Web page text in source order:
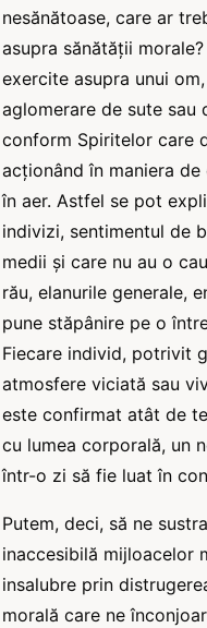
nesănătoase, care ar
asupra sănătății
exercite asupra unui
aglomerare de sute sau
conform Spiritelor care
acționând în maniera
în aer. Astfel se pot
indivizi, sentimentul de
medii și care nu au o
rău, elanurile generale,
pune stăpânire pe o
Fiecare individ, potrivit
atmosfere viciată sau
este confirmat atât de
cu lumea corporală, un
într-o zi să fie luat în
Putem, deci, să ne
inaccesibilă mijloacelor
insalubre prin
morală care ne